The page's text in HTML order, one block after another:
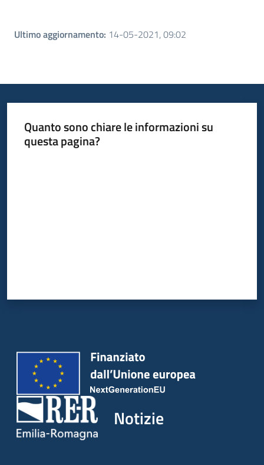
Ultimo aggiornamento: 14-05-2021, 09:02
Quanto sono chiare le informazioni su
questa pagina?
Notizie